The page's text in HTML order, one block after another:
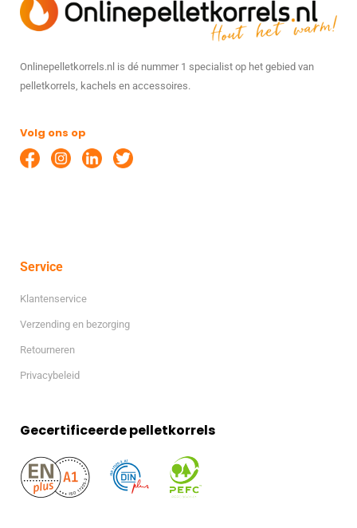
Onlinepelletkorrels.nl is dé nummer 1 specialist op het gebied van
pelletkorrels, kachels en accessoires.
Volg ons op
Service
Klantenservice
Verzending en bezorging
Retourneren
Privacybeleid
Gecertificeerde pelletkorrels